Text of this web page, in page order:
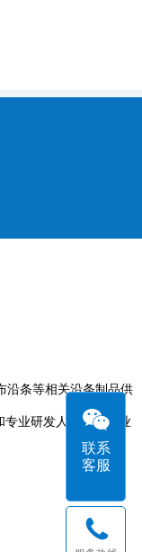
沿条等相关沿条制品供
业研发人员。以专业
联系
客服